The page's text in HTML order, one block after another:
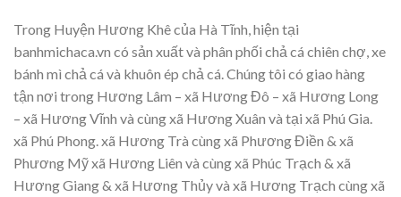
Trong Huyện Hương Khê của Hà Tĩnh, hiện tại
banhmichaca.vn có sản xuất và phân phối chả cá chiên chợ, xe
bánh mì chả cá và khuôn ép chả cá. Chúng tôi có giao hàng
tận nơi trong Hương Lâm – xã Hương Đô – xã Hương Long
– xã Hương Vĩnh và cùng xã Hương Xuân và tại xã Phú Gia.
xã Phú Phong. xã Hương Trà cùng xã Phương Điền & xã
Phương Mỹ xã Hương Liên và cùng xã Phúc Trạch & xã
Hương Giang & xã Hương Thủy và xã Hương Trạch cùng xã